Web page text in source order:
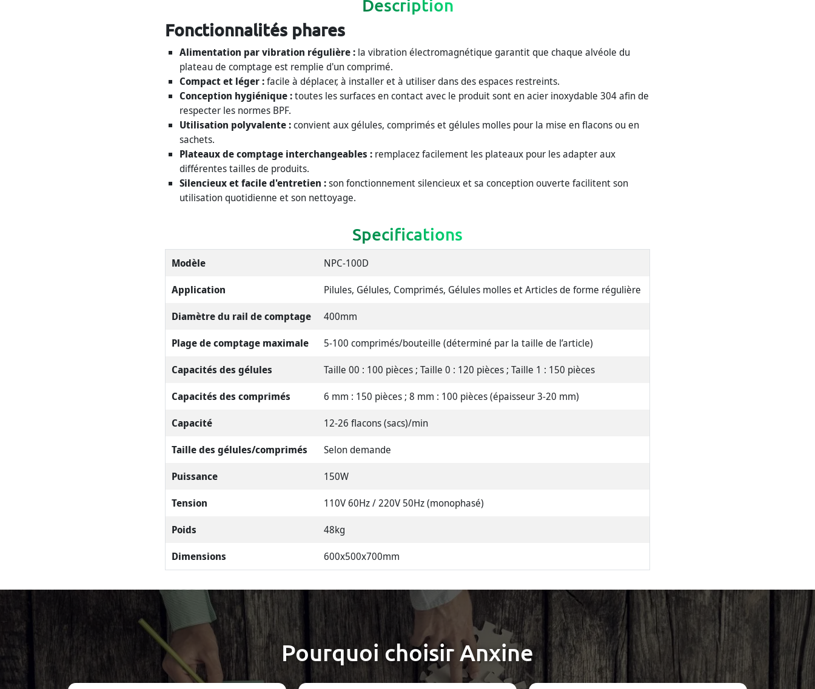
Description
Fonctionnalités phares
Alimentation par vibration régulière : la vibration électromagnétique garantit que chaque alvéole du
plateau de comptage est remplie d'un comprimé.
Compact et léger :facile à déplacer, à installer et à utiliser dans des espaces restreints.
Conception hygiénique :toutes les surfaces en contact avec le produit sont en acier inoxydable 304 afin de
respecter les normes BPF.
Utilisation polyvalente :convient aux gélules, comprimés et gélules molles pour la mise en flacons ou en
sachets.
Plateaux de comptage interchangeables : remplacez facilement les plateaux pour les adapter aux
différentes tailles de produits.
Silencieux et facile d'entretien :son fonctionnement silencieux et sa conception ouverte facilitent son
utilisation quotidienne et son nettoyage.
Specifications
Modèle
NPC-100D
Application
Pilules, Gélules, Comprimés, Gélules molles et Articles de forme régulière
Diamètre du rail de comptage
400mm
Plage de comptage maximale
5-100 comprimés/bouteille (déterminé par la taille de l’article)
Capacités des gélules
Taille 00 : 100 pièces ; Taille 0 : 120 pièces ; Taille 1 : 150 pièces
Capacités des comprimés
6 mm : 150 pièces ; 8 mm : 100 pièces (épaisseur 3-20 mm)
Capacité
12-26 flacons (sacs)/min
Taille des gélules/comprimés
Selon demande
Puissance
150W
Tension
110V 60Hz / 220V 50Hz (monophasé)
Poids
48kg
Dimensions
600x500x700mm
Pourquoi choisir Anxine